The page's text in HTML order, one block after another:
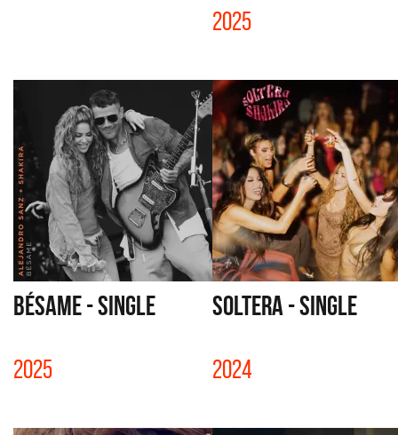
2025
BÉSAME - SINGLE
2025
SOLTERA - SINGLE
2024